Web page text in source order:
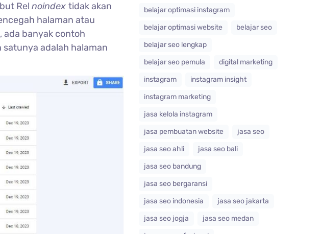
Rel noindex tidak akan
halaman atau
ada banyak contoh
satunya adalah halaman
belajar optimasi instagram
belajar optimasi website
belajar seo
belajar seo lengkap
belajar seo pemula
digital marketing
instagram
instagram insight
instagram marketing
jasa kelola instagram
jasa pembuatan website
jasa seo
jasa seo ahli
jasa seo bali
jasa seo bandung
jasa seo bergaransi
jasa seo indonesia
jasa seo jakarta
jasa seo jogja
jasa seo medan